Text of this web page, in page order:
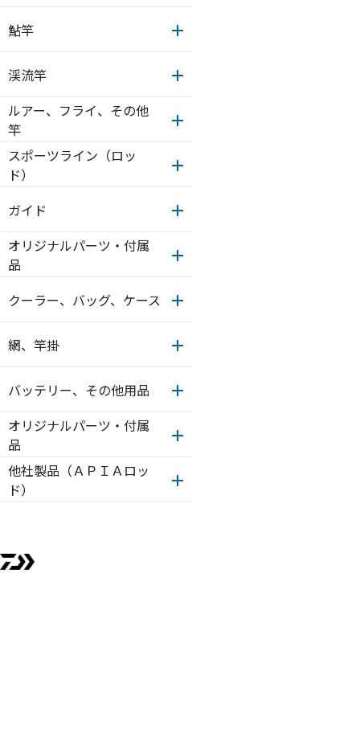
鮎竿
渓流竿
ルアー、フライ、その他
竿
スポーツライン（ロッ
ド）
ガイド
オリジナルパーツ・付属
品
クーラー、バッグ、ケース
網、竿掛
バッテリー、その他用品
オリジナルパーツ・付属
品
他社製品（ＡＰＩＡロッ
ド）